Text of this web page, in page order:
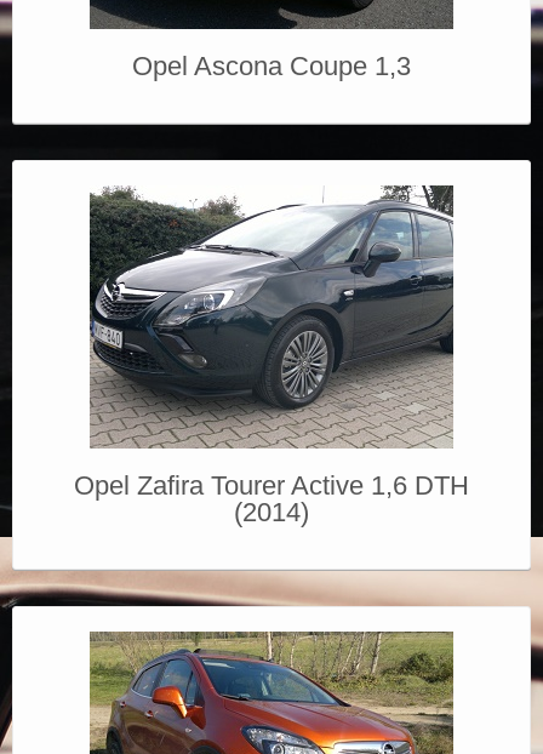
Opel Ascona Coupe 1,3
Opel Zafira Tourer Active 1,6 DTH
(2014)